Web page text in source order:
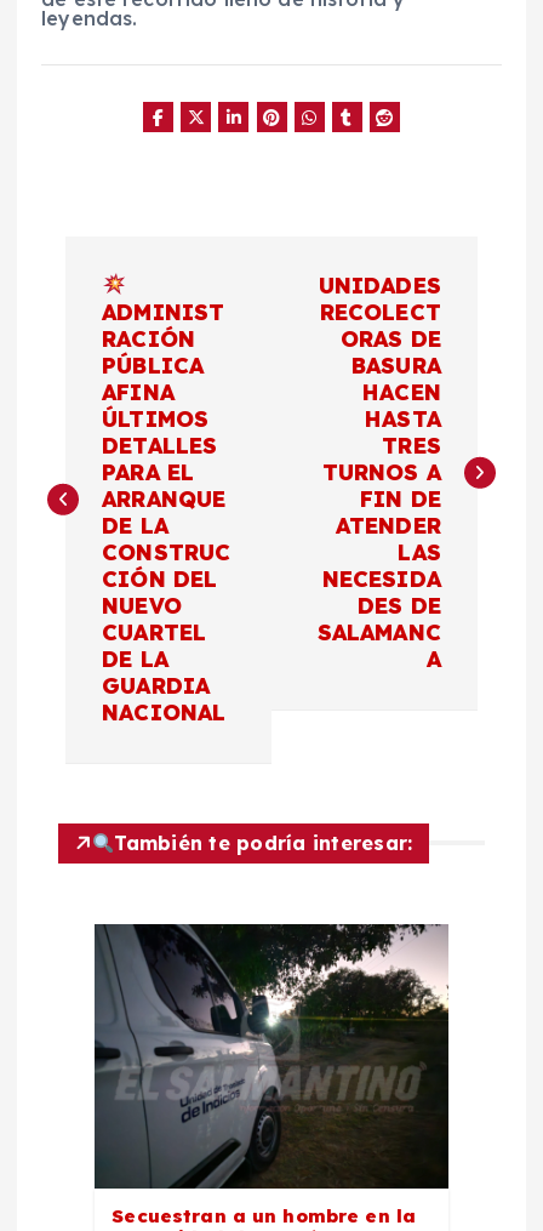
leyendas.
g
d
ADMINIST
RACIÓN
PÚBLICA
AFINA
ÚLTIMOS
DETALLES
PARA EL
ARRANQUE
DE LA
CONSTRUC
CIÓN DEL
NUEVO
CUARTEL
DE LA
GUARDIA
NACIONAL
UNIDADES
RECOLECT
ORAS DE
BASURA
HACEN
HASTA
TRES
TURNOS A
FIN DE
ATENDER
LAS
NECESIDA
DES DE
SALAMANC
A
También te podría interesar:
Secuestran a un hombre en la